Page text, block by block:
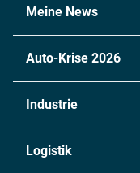
Meine News
Auto-Krise 2026
Industrie
Logistik